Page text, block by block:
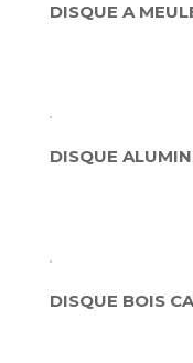
DISQUE A
DISQUE
DISQUE BOIS